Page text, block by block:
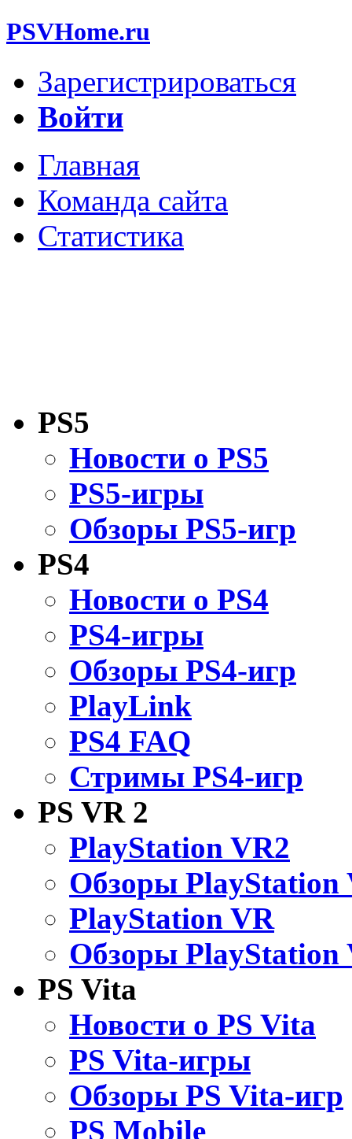
PSVHome.ru
Зарегистрироваться
Войти
Главная
Команда сайта
Статистика
PS5
Новости о PS5
PS5-игры
Обзоры PS5-игр
PS4
Новости о PS4
PS4-игры
Обзоры PS4-игр
PlayLink
PS4 FAQ
Стримы PS4-игр
PS VR 2
PlayStation VR2
Обзоры PlayStation
PlayStation VR
Обзоры PlayStation
PS Vita
Новости о PS Vita
PS Vita-игры
Обзоры PS Vita-игр
PS Mobile